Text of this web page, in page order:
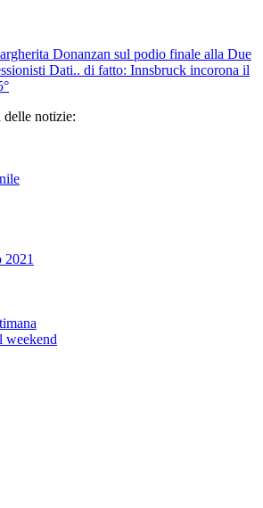
Donanzan sul podio finale alla Due
Dati.. di fatto: Innsbruck incorona il
delle notizie:
2021
weekend